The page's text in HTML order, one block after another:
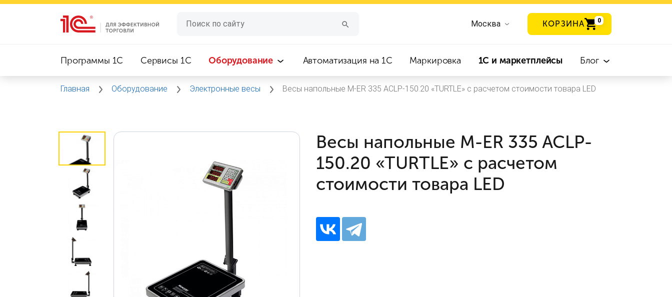
Москва КОРЗИНА 0
Программы 1C Сервисы 1C Оборудование Автоматизация на 1С Маркировка 1С и маркетплейсы Блог
Главная Оборудование Электронные весы Весы напольные M-ER 335 ACLP-150.20 «TURTLE» с расчетом стоимости товара LED
Весы напольные M-ER 335 ACLP-
150.20 «TURTLE» с расчетом
стоимости товара LED